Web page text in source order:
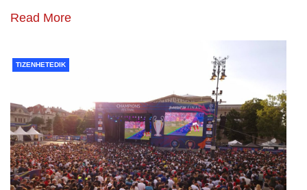
Read More
TIZENHETEDIK